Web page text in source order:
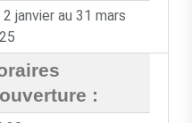
2 janvier au 31 mars
: